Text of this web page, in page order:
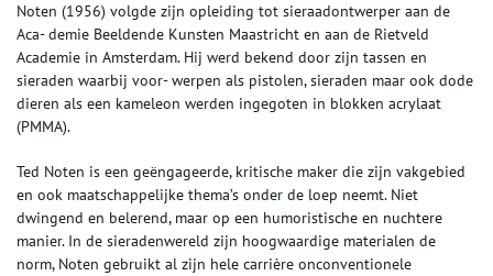
Noten (1956) volgde zijn opleiding tot sieraadontwerper aan de
Aca- demie Beeldende Kunsten Maastricht en aan de Rietveld
Academie in Amsterdam. Hij werd bekend door zijn tassen en
sieraden waarbij voor- werpen als pistolen, sieraden maar ook dode
dieren als een kameleon werden ingegoten in blokken acrylaat
(PMMA).
Ted Noten is een geëngageerde, kritische maker die zijn vakgebied
en ook maatschappelijke thema’s onder de loep neemt. Niet
dwingend en belerend, maar op een humoristische en nuchtere
manier. In de sieradenwereld zijn hoogwaardige materialen de
norm, Noten gebruikt al zijn hele carrière onconventionele